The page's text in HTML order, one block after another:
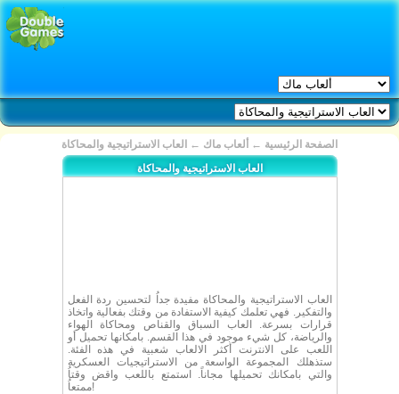
الصفحة الرئيسية ← ألعاب ماك ←
العاب الاستراتيجية والمحاكاة
العاب الاستراتيجية والمحاكاة
العاب الاستراتيجية والمحاكاة مفيدة جداُ لتحسين ردة الفعل
والتفكير. فهي تعلمك كيفية الاستفادة من وقتك بفعالية واتخاذ
قرارات بسرعة. العاب السباق والقناص ومحاكاة الهواء
والرياضة، كل شيء موجود في هذا القسم. بامكانها تحميل أو
اللعب على الانترنت أكثر الالعاب شعبية في هذه الفئة.
ستذهلك المجموعة الواسعة من الاستراتيجيات العسكرية
والتي بامكانك تحميلها مجاناً. استمتع باللعب واقض وقتاُ
ممتعاُ!